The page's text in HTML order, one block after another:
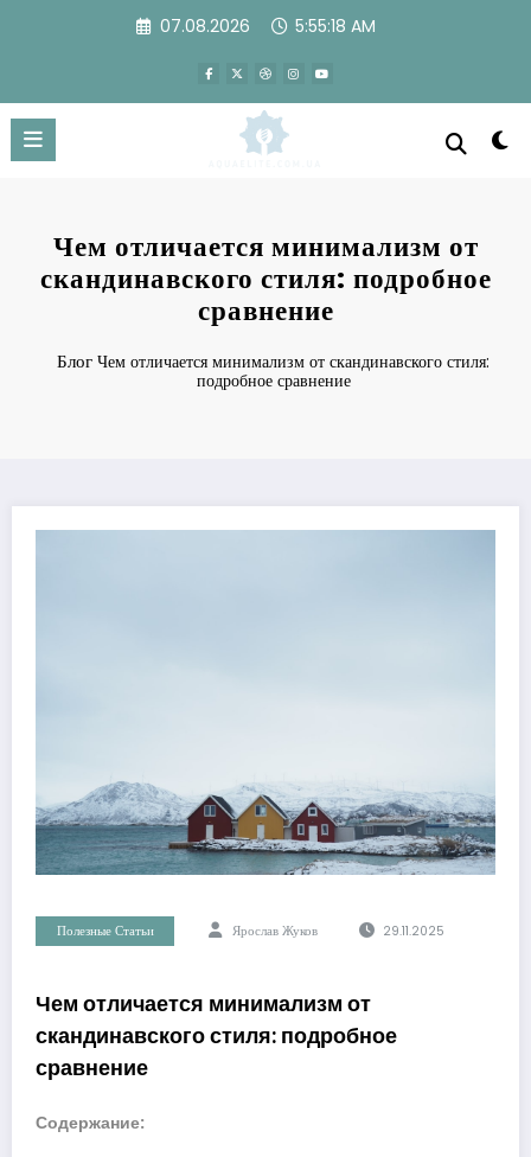
07.08.2026 5:55:18 AM
Чем отличается минимализм от
скандинавского стиля: подробное
сравнение
Блог Чем отличается минимализм от скандинавского стиля:
подробное сравнение
Полезные Статьи Ярослав Жуков 29.11.2025
Чем отличается минимализм от
скандинавского стиля: подробное
сравнение
Содержание: